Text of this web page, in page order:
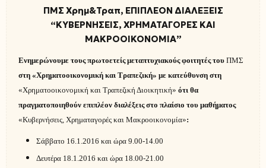
ΠΜΣ Χρημ&Τραπ, ΕΠΙΠΛΕΟΝ ΔΙΑΛΕΞΕΙΣ
“ΚΥΒΕΡΝΗΣΕΙΣ, ΧΡΗΜΑΤΑΓΟΡΕΣ ΚΑΙ
ΜΑΚΡΟΟΙΚΟΝΟΜΙΑ”
Ενημερώνουμε τους πρωτοετείς μεταπτυχιακούς φοιτητές του ΠΜΣ
στη «Χρηματοοικονομική και Τραπεζική» με κατεύθυνση στη
«Χρηματοοικονομική και Τραπεζική Διοικητική» ότι θα
πραγματοποιηθούν επιπλέον διαλέξεις στο πλαίσιο του μαθήματος
«Κυβερνήσεις, Χρηματαγορές και Μακροοικονομία»:
Σάββατο 16.1.2016 και ώρα 9.00-14.00
Δευτέρα 18.1.2016 και ώρα 18.00-21.00